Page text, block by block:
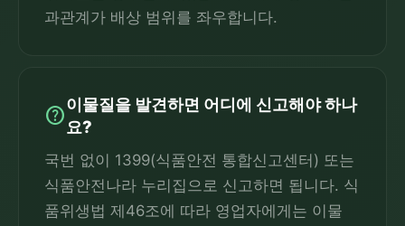
과관계가 배상 범위를 좌우합니다.
help이물질을 발견하면 어디에 신고해야 하나
요?
국번 없이 1399(식품안전 통합신고센터) 또는
식품안전나라 누리집으로 신고하면 됩니다. 식
품위생법 제46조에 따라 영업자에게는 이물